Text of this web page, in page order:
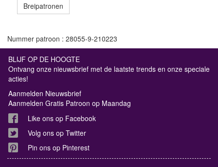
Breipatronen
Nummer patroon : 28055-9-210223
BLIJF OP DE HOOGTE
Ontvang onze nieuwsbrief met de laatste trends en onze speciale
acties!
Aanmelden Nieuwsbrief
Aanmelden Gratis Patroon op Maandag
Like ons op Facebook
Volg ons op Twitter
Pin ons op Pinterest